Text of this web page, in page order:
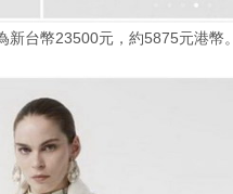
新台幣23500元，約5875元港幣。